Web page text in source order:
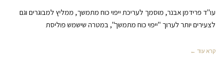
עו"ד פרידמן אבנר, מוסמך לעריכת ייפוי כוח מתמשך, ממליץ למבוגרים וגם
לצעירים יותר לערוך "ייפוי כוח מתמשך", במטרה שישמש פוליסת
קרא עוד ←